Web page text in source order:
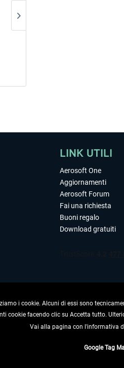
LINK UTILI
Aerosoft One
Aggiornamenti
Aerosoft Forum
Fai una richiesta
Buoni regalo
Download gratuiti
RECEDERE
i cookie. Alcuni di essi sono
cookie facendo clic su Accetta tutto.
Vai alla pagina con l'informativa
Google Tag